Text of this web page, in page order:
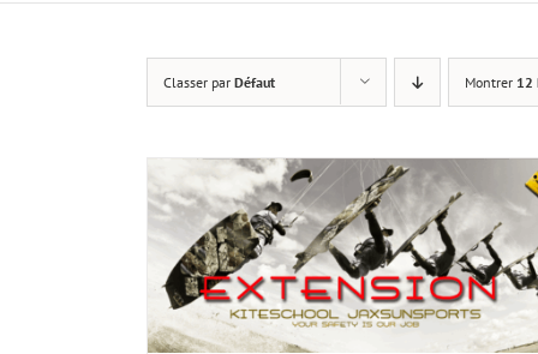
Classer par Défaut Montrer 12